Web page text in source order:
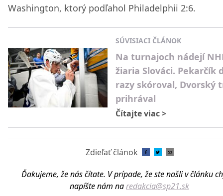
Washington, ktorý podľahol Philadelphii 2:6.
SÚVISIACI ČLÁNOK
Na turnajoch nádejí
žiaria Slováci. Pekarčík
razy skóroval, Dvorský
prihrával
Čítajte viac>
Zdieľať článok
Ďakujeme, že nás čítate. V prípade, že ste našli v článku
napíšte nám naredakcia@sp21.sk